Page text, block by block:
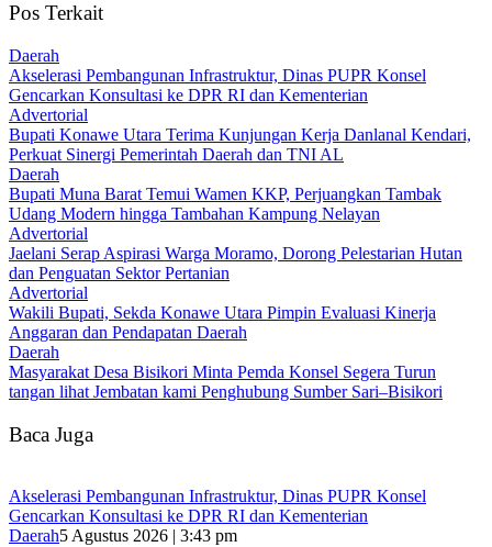
Pos Terkait
Daerah
Akselerasi Pembangunan Infrastruktur, Dinas PUPR Konsel
Gencarkan Konsultasi ke DPR RI dan Kementerian
Advertorial
Bupati Konawe Utara Terima Kunjungan Kerja Danlanal Kendari,
Perkuat Sinergi Pemerintah Daerah dan TNI AL
Daerah
‎Bupati Muna Barat Temui Wamen KKP, Perjuangkan Tambak
Udang Modern hingga Tambahan Kampung Nelayan
Advertorial
Jaelani Serap Aspirasi Warga Moramo, Dorong Pelestarian Hutan
dan Penguatan Sektor Pertanian
Advertorial
Wakili Bupati, Sekda Konawe Utara Pimpin Evaluasi Kinerja
Anggaran dan Pendapatan Daerah
Daerah
Masyarakat Desa Bisikori Minta Pemda Konsel Segera Turun
tangan lihat Jembatan kami Penghubung Sumber Sari–Bisikori
Baca Juga
Akselerasi Pembangunan Infrastruktur, Dinas PUPR Konsel
Gencarkan Konsultasi ke DPR RI dan Kementerian
Daerah5 Agustus 2026 | 3:43 pm